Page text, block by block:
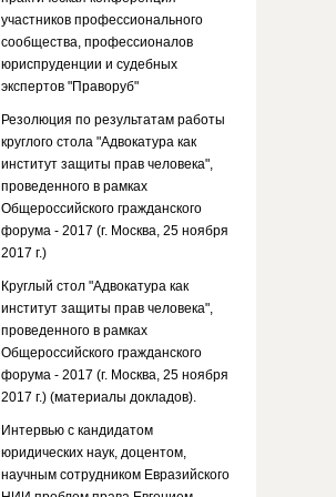
участников профессионального
сообщества, профессионалов
юриспруденции и судебных
экспертов "Праворуб"
Резолюция по результатам работы
круглого стола "Адвокатура как
институт защиты прав человека",
проведенного в рамках
Общероссийского гражданского
форума - 2017 (г. Москва, 25 ноября
2017 г.)
Круглый стол "Адвокатура как
институт защиты прав человека",
проведенного в рамках
Общероссийского гражданского
форума - 2017 (г. Москва, 25 ноября
2017 г.) (материалы докладов).
Интервью с кандидатом
юридических наук, доцентом,
научным сотрудником Евразийского